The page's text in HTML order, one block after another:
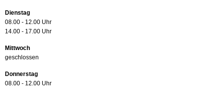
Dienstag
08.00 - 12.00 Uhr
14.00 - 17.00 Uhr
Mittwoch
geschlossen
Donnerstag
08.00 - 12.00 Uhr